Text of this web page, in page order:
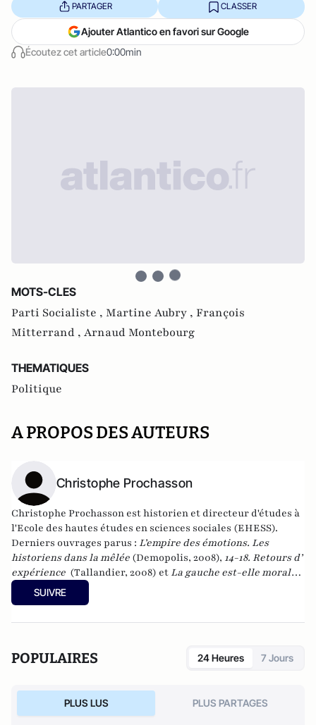
Écoutez cet article0:00min
PARTAGER CLASSER
Ajouter Atlantico en favori sur Google
MOTS-CLES
Parti Socialiste , Martine Aubry , François
Mitterrand , Arnaud Montebourg
THEMATIQUES
Politique
A PROPOS DES AUTEURS
Christophe Prochasson
Christophe Prochasson est historien et directeur d'études à
l'Ecole des hautes études en sciences sociales (EHESS).
Derniers ouvrages parus : L’empire des émotions. Les
historiens dans la mêlée (Demopolis, 2008), 14-18. Retours d’
expérience (Tallandier, 2008) et La gauche est-elle morale ?
(Flammarion, 2010).
SUIVRE
POPULAIRES 24 Heures 7 Jours
PLUS LUS PLUS PARTAGES